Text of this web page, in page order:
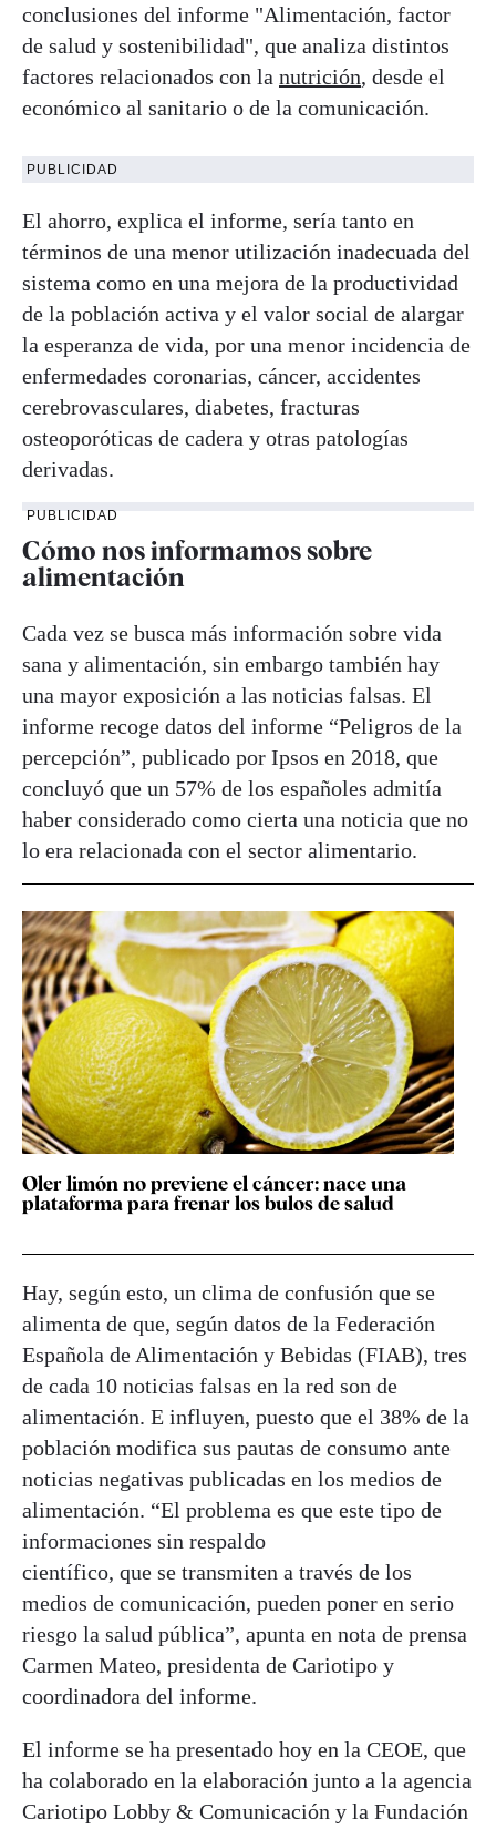
conclusiones del informe "Alimentación, factor
de salud y sostenibilidad", que analiza distintos
factores relacionados con la nutrición, desde el
económico al sanitario o de la comunicación.
PUBLICIDAD
El ahorro, explica el informe, sería tanto en
términos de una menor utilización inadecuada del
sistema como en una mejora de la productividad
de la población activa y el valor social de alargar
la esperanza de vida, por una menor incidencia de
enfermedades coronarias, cáncer, accidentes
cerebrovasculares, diabetes, fracturas
osteoporóticas de cadera y otras patologías
derivadas.
PUBLICIDAD
Cómo nos informamos sobre
alimentación
Cada vez se busca más información sobre vida
sana y alimentación, sin embargo también hay
una mayor exposición a las noticias falsas. El
informe recoge datos del informe “Peligros de la
percepción”, publicado por Ipsos en 2018, que
concluyó que un 57% de los españoles admitía
haber considerado como cierta una noticia que no
lo era relacionada con el sector alimentario.
Oler limón no previene el cáncer: nace una
plataforma para frenar los bulos de salud
Hay, según esto, un clima de confusión que se
alimenta de que, según datos de la Federación
Española de Alimentación y Bebidas (FIAB), tres
de cada 10 noticias falsas en la red son de
alimentación. E influyen, puesto que el 38% de la
población modifica sus pautas de consumo ante
noticias negativas publicadas en los medios de
alimentación. “El problema es que este tipo de
informaciones sin respaldo
científico, que se transmiten a través de los
medios de comunicación, pueden poner en serio
riesgo la salud pública”, apunta en nota de prensa
Carmen Mateo, presidenta de Cariotipo y
coordinadora del informe.
El informe se ha presentado hoy en la CEOE, que
ha colaborado en la elaboración junto a la agencia
Cariotipo Lobby & Comunicación y la Fundación